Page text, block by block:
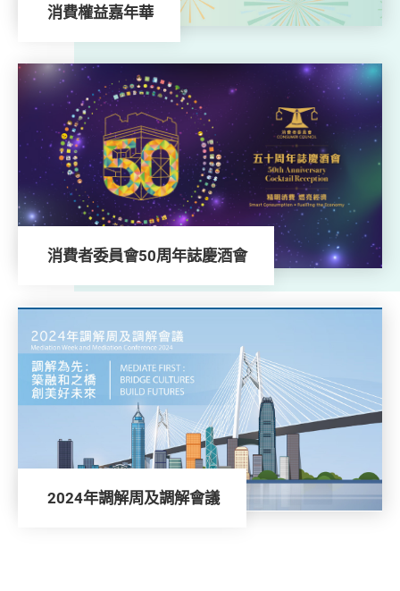
消費權益嘉年華
消費者委員會50周年誌慶酒會
2024年調解周及調解會議